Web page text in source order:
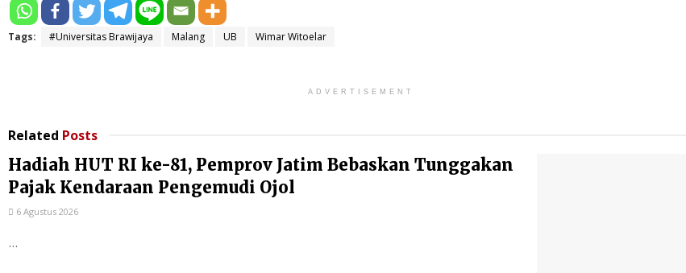
Tags: #Universitas Brawijaya Malang UB Wimar Witoelar
ADVERTISEMENT
Related Posts
Hadiah HUT RI ke-81, Pemprov Jatim Bebaskan Tunggakan
Pajak Kendaraan Pengemudi Ojol
6 Agustus 2026
...